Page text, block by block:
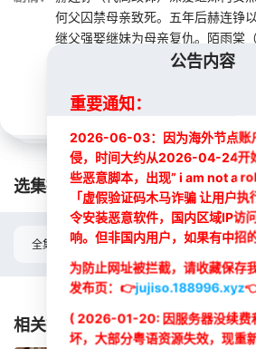
何父囚禁母亲致死。五年后赫连铮
继父强娶继妹为母亲复仇。陌雨棠
相依为命，却因赫连铮而瘸了一条
选集播放:
选集
全集
相关推荐
公告内容
重要通知：
2026-06-03：因为海外节点账
侵，时间大约从2026-04-24开
些恶意脚本，出现” i am not a
「虚假验证码木马诈骗 让用户执
令安装恶意软件，国内区域IP访
响。但非国内用户，如果有中招
为防止网址被拦截，请收藏保存
发布页： 👉jujiso.188996.xyz
( 2026-01-20: 因服务器没续费
坏，大部分粤语资源失效，现重